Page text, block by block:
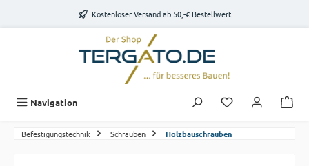
Zum Hauptinhalt springenKostenloser Versand ab 50,-€ Bestellwert
Navigation Du hast 0
Befestigungstechnik Schrauben Holzbauschrauben